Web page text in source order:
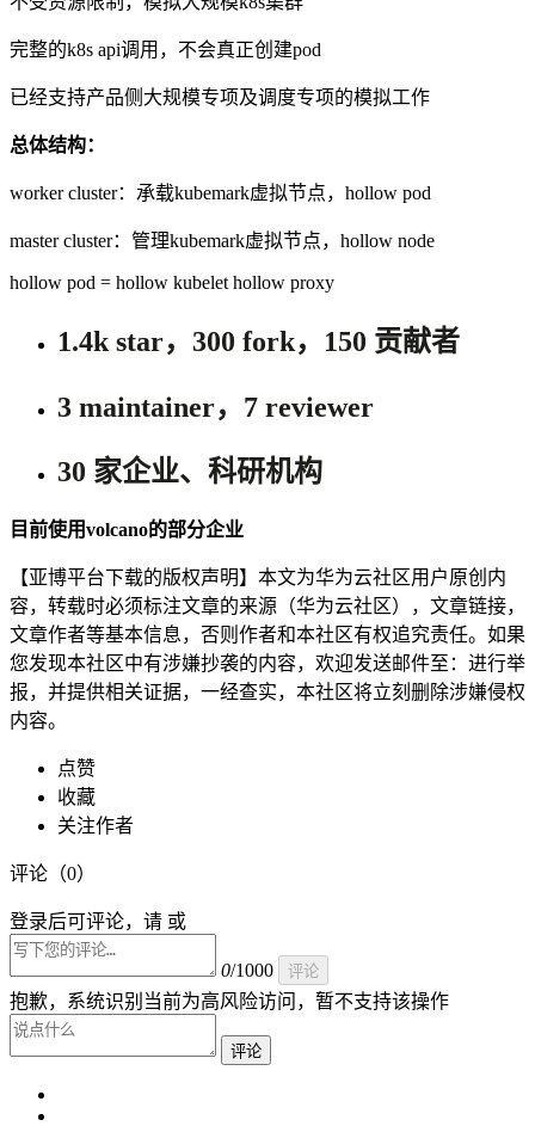
完整的k8s api调用，不会真正创建pod
已经支持产品侧大规模专项及调度专项的模拟工作
总体结构：
worker cluster：承载kubemark虚拟节点， hollow pod
master cluster：管理kubemark虚拟节点， hollow node
hollow pod = hollow kubelet hollow proxy
1.4k star， 300 fork， 150 贡献者
3 maintainer， 7 reviewer
30 家企业、科研机构
目前使用volcano的部分企业
【亚博平台下载的版权声明】本文为华为云社区用户原创内
容，转载时必须标注文章的来源（华为云社区），文章链接，
文章作者等基本信息，否则作者和本社区有权追究责任。如果
您发现本社区中有涉嫌抄袭的内容，欢迎发送邮件至：进行举
报，并提供相关证据，一经查实，本社区将立刻删除涉嫌侵权
内容。
点赞
收藏
关注作者
评论（0）
登录后可评论，请 或
0/1000 评论
抱歉，系统识别当前为高风险访问，暂不支持该操作
评论